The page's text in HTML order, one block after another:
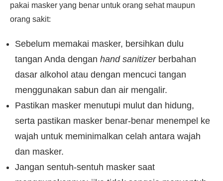
pakai masker yang benar untuk orang sehat maupun
orang sakit:
Sebelum memakai masker, bersihkan dulu
tangan Anda dengan hand sanitizerberbahan
dasar alkohol atau dengan mencuci tangan
menggunakan sabun dan air mengalir.
Pastikan masker menutupi mulut dan hidung,
serta pastikan masker benar-benar menempel ke
wajah untuk meminimalkan celah antara wajah
dan masker.
Jangan sentuh-sentuh masker saat